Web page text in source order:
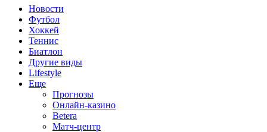
Новости
Футбол
Хоккей
Теннис
Биатлон
Другие виды
Lifestyle
Еще
Прогнозы
Онлайн-казино
Betera
Матч-центр